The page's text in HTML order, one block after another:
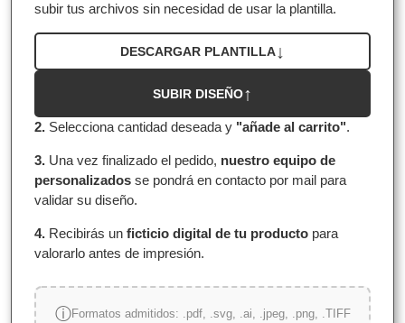
subir tus archivos sin necesidad de usar la plantilla.
DESCARGAR PLANTILLA
SUBIR DISEÑO
2. Selecciona cantidad deseada y "añade al carrito".
3. Una vez finalizado el pedido, nuestro equipo de
personalizados se pondrá en contacto por mail para
validar su diseño.
4. Recibirás un ficticio digital de tu producto para
valorarlo antes de impresión.
Formatos admitidos: .pdf, .svg, .ai, .jpeg, .png, .TIFF